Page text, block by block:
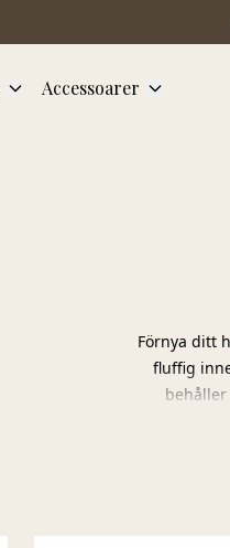
Accessoarer
Förnya ditt
fluffig